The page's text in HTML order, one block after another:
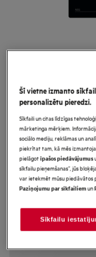
TT64CB00CB
Plīts virsma
60 cm
Hob2Hood
Ražojuma informācijas lapa
Priekšrocības
Iebūvēts tvaika
Izmantojiet lielāku
Šī vietne izmanto
personalizētu pieredzi.
Sīkfaili un citas līdzīgas
mārketinga mērķiem.
sociālo mediju, reklāmas un
piekrītat tam, kā mēs
pielāgotīpašos piedāvājumus
sīkfailu pieņemšanas”, jūs
var ietekmēt mūsu piedāvātos
Paziņojumu par sīkfailiemun
Sīkfailu